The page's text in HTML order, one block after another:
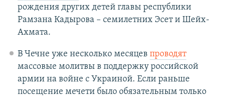
рождения других детей главы республики
Рамзана Кадырова – семилетних Эсет и Шейх-
Ахмата.
В Чечне уже несколько месяцев проводят
массовые молитвы в поддержку российской
армии на войне с Украиной. Если раньше
посещение мечети было обязательным только